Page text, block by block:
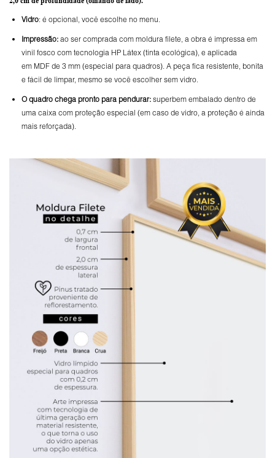
Vidro: é opcional, você escolhe no menu.
Impressão: ao ser comprada com moldura filete, a obra é impressa em
vinil fosco com tecnologia HP Látex (tinta ecológica), e aplicada
em MDF de 3 mm (especial para quadros). A peça fica resistente, bonita
e fácil de limpar, mesmo se você escolher sem vidro.
Oquadro chega pronto para pendurar: superbem embalado dentro de
uma caixa com proteção especial (em caso de vidro, a proteção é ainda
mais reforçada).